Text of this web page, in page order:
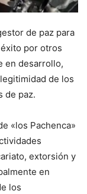
de paz para
por otros
en desarrollo,
de los
de paz.
«los Pachenca»
extorsión y
en
los